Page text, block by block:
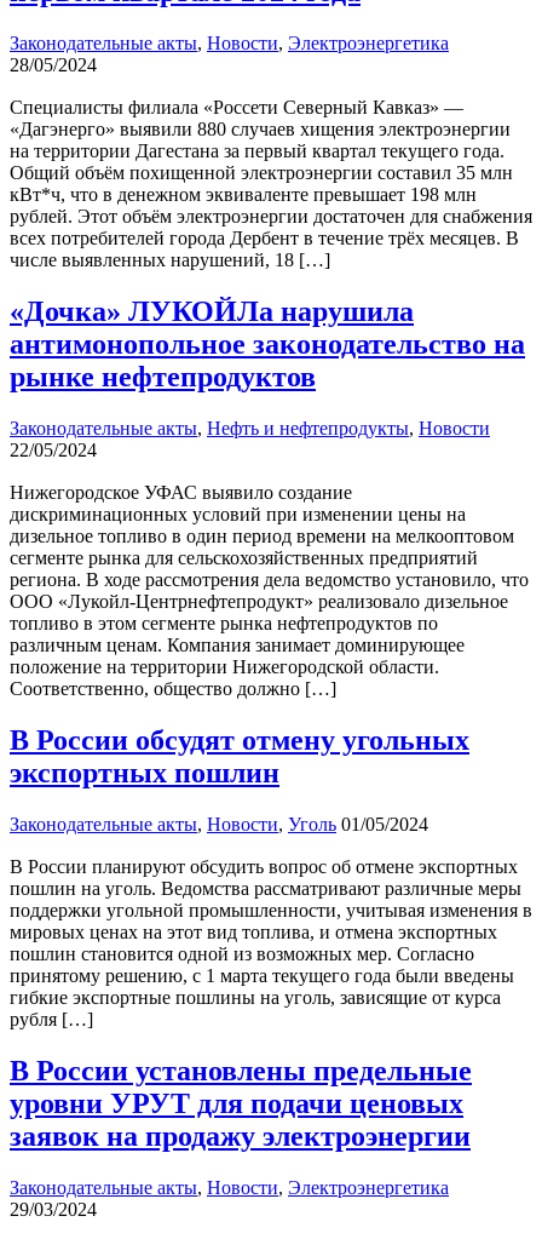
Законодательные акты, Новости, Электроэнергетика
28/05/2024
Специалисты филиала «Россети Северный Кавказ» —
«Дагэнерго» выявили 880 случаев хищения электроэнергии
на территории Дагестана за первый квартал текущего года.
Общий объём похищенной электроэнергии составил 35 млн
кВт*ч, что в денежном эквиваленте превышает 198 млн
рублей. Этот объём электроэнергии достаточен для снабжения
всех потребителей города Дербент в течение трёх месяцев. В
числе выявленных нарушений, 18 […]
«Дочка» ЛУКОЙЛа нарушила
антимонопольное законодательство на
рынке нефтепродуктов
Законодательные акты, Нефть и нефтепродукты, Новости
22/05/2024
Нижегородское УФАС выявило создание
дискриминационных условий при изменении цены на
дизельное топливо в один период времени на мелкооптовом
сегменте рынка для сельскохозяйственных предприятий
региона. В ходе рассмотрения дела ведомство установило, что
ООО «Лукойл-Центрнефтепродукт» реализовало дизельное
топливо в этом сегменте рынка нефтепродуктов по
различным ценам. Компания занимает доминирующее
положение на территории Нижегородской области.
Соответственно, общество должно […]
В России обсудят отмену угольных
экспортных пошлин
Законодательные акты, Новости, Уголь 01/05/2024
В России планируют обсудить вопрос об отмене экспортных
пошлин на уголь. Ведомства рассматривают различные меры
поддержки угольной промышленности, учитывая изменения в
мировых ценах на этот вид топлива, и отмена экспортных
пошлин становится одной из возможных мер. Согласно
принятому решению, с 1 марта текущего года были введены
гибкие экспортные пошлины на уголь, зависящие от курса
рубля […]
В России установлены предельные
уровни УРУТ для подачи ценовых
заявок на продажу электроэнергии
Законодательные акты, Новости, Электроэнергетика
29/03/2024